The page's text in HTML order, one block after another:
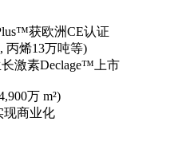
获欧洲CE认证
丙烯13万吨等)
激素Declage™上市
万 m²)
现商业化